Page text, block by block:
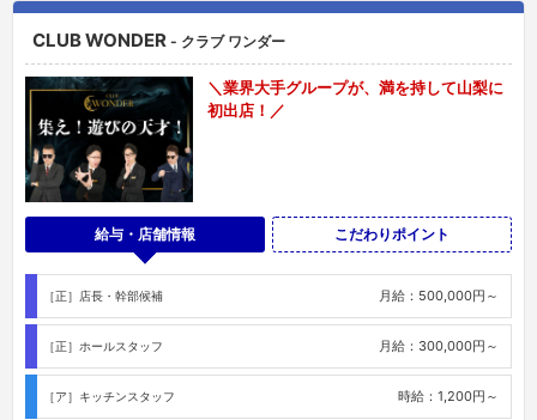
CLUB WONDER - クラブ ワンダー
＼業界大手グループが、満を持して山梨に
初出店！／
給与・店舗情報 こだわりポイント
［正］店長・幹部候補 月給：500,000円～
［正］ホールスタッフ 月給：300,000円～
［ア］キッチンスタッフ 時給：1,200円～